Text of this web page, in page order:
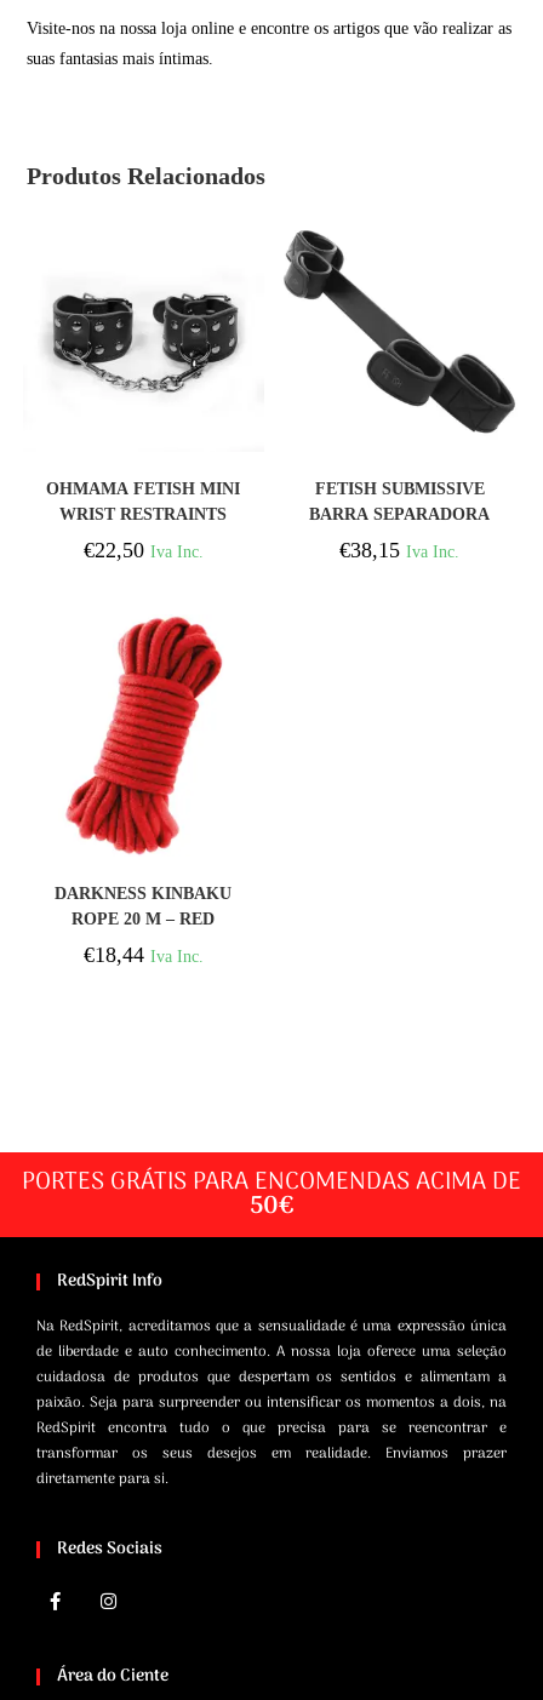
Visite-nos na nossa loja online e encontre os artigos que vão realizar as
suas fantasias mais íntimas.
Produtos Relacionados
OHMAMA FETISH MINI
WRIST RESTRAINTS
€22,50 Iva Inc.
FETISH SUBMISSIVE
BARRA SEPARADORA
BONDAGE CON FORRO
DE NOPRENO
€38,15 Iva Inc.
DARKNESS KINBAKU
ROPE 20 M – RED
€18,44 Iva Inc.
PORTES GRÁTIS PARA ENCOMENDAS ACIMA DE
50€
RedSpirit Info
Na RedSpirit, acreditamos que a sensualidade é uma expressão única
de liberdade e auto conhecimento. A nossa loja oferece uma seleção
cuidadosa de produtos que despertam os sentidos e alimentam a
paixão. Seja para surpreender ou intensificar os momentos a dois, na
RedSpirit encontra tudo o que precisa para se reencontrar e
transformar os seus desejos em realidade. Enviamos prazer
diretamente para si.
Redes Sociais
Área do Ciente